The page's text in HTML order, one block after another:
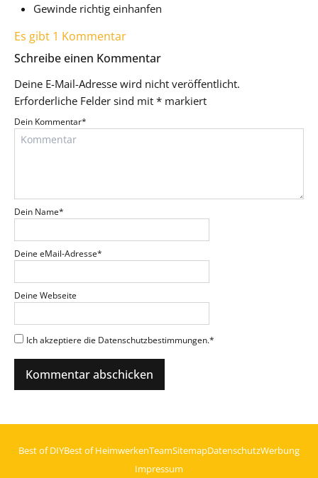
Gewinde richtig einhanfen
Es gibt 1 Kommentar
Schreibe einen Kommentar
Deine E-Mail-Adresse wird nicht veröffentlicht.
Erforderliche Felder sind mit * markiert
Dein Kommentar*
Dein Name*
Deine eMail-Adresse*
Deine Webseite
Ich akzeptiere die Datenschutzbestimmungen.*
Best of DIYBest of HeimwerkenTeamSitemapDatenschutzWerbung
Impressum